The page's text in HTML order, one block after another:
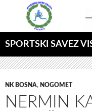
SPORTSKI SAVEZ
NK BOSNA, NOGOMET
NERMIN